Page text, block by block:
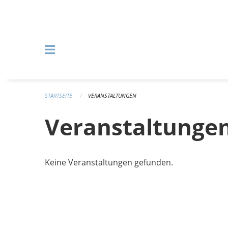
STARTSEITE VERANSTALTUNGEN
Keine Veranstaltungen gefunden.